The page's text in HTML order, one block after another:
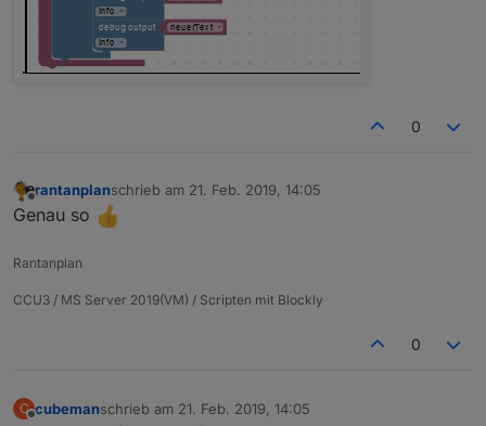
0
rantanplanschrieb am 21. Feb. 2019, 14:05
zuletzt editiert von
Genau so
Rantanplan
CCU3 / MS Server 2019(VM) / Scripten mit Blockly
0
C cubemanschrieb am 21. Feb. 2019, 14:05
zuletzt editiert von